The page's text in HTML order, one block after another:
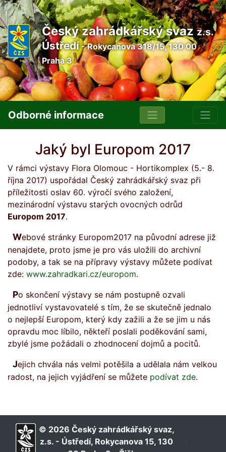
Český zahrádkářský svazz.s.
Ústředí- Rokycanova 318/15, 130 00
Praha 3
Odborné informace
Jaký byl Europom 2017
V rámci výstavy Flora Olomouc - Hortikomplex (5.- 8.
října 2017) uspořádal Český zahrádkářský svaz při
příležitosti oslav 60. výročí svého založení,
mezinárodní výstavu starých ovocných odrůd
Europom 2017.
Webové stránky Europom2017 na původní adrese již
nenajdete, proto jsme je pro vás uložili do archivní
podoby, a tak se na přípravy výstavy můžete podívat
zde: www.zahradkari.cz/europom.
Po skončení výstavy se nám postupně ozvali
jednotliví vystavovatelé s tím, že se skutečně jednalo
o nejlepší Europom, který kdy zažili a že se jim u nás
opravdu moc líbilo, někteří poslali poděkování sami,
zbylé jsme požádali o zhodnocení dojmů a pocitů.
Jejich chvála nás velmi potěšila a udělala nám velkou
radost, na jejich vyjádření se můžete podívat zde.
© 2026 Český zahrádkářský svaz,
z.s. - Ústředí, Rokycanova 15, 130